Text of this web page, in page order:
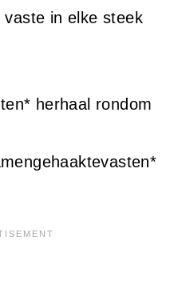
vaste in elke steek
herhaal rondom